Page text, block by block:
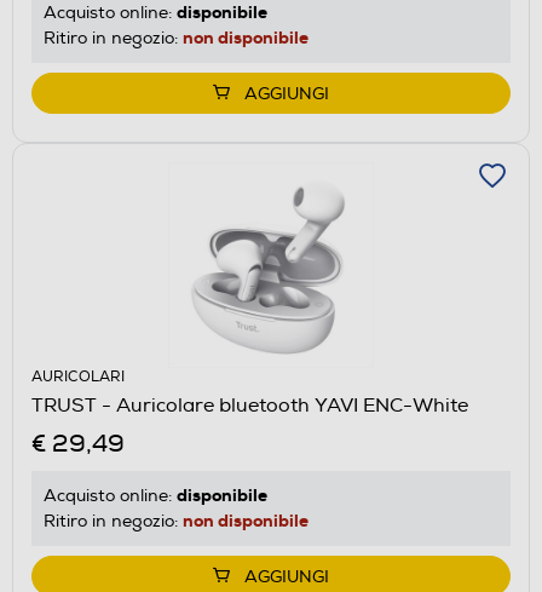
Acquisto online: disponibile
Ritiro in negozio: non disponibile
AGGIUNGI
AURICOLARI
TRUST - Auricolare bluetooth YAVI ENC-White
€ 29,49
Acquisto online: disponibile
Ritiro in negozio: non disponibile
AGGIUNGI